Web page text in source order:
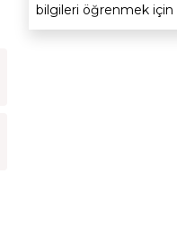
bilgileri öğrenmek için